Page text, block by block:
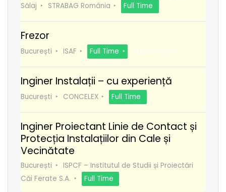
Sălaj
STRABAG România Full Time
Frezor
București ISAF Full Time Recomanda
Inginer Instalații – cu experiență
București CONCELEX Full Time
Inginer Proiectant Linie de Contact și
Protecția Instalațiilor din Cale și
Vecinătate
București
ISPCF – Institutul de Studii și Proiectări
Căi Ferate S.A.
Full Time